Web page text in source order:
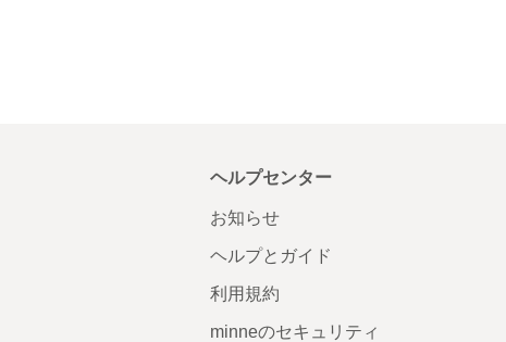
ヘルプセンター
お知らせ
ヘルプとガイド
利用規約
minneのセキュリティ